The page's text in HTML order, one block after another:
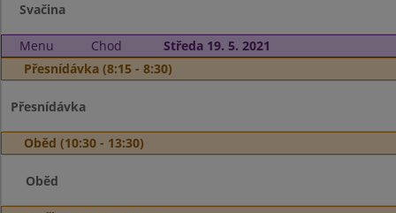
Svačina
Menu Chod
Středa 19. 5. 2021
Přesnídávka (8:15 - 8:30)
Přesnídávka
Oběd (10:30 - 13:30)
Oběd